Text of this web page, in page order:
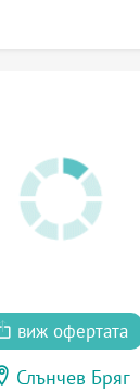
виж офертата
Слънчев Бряг